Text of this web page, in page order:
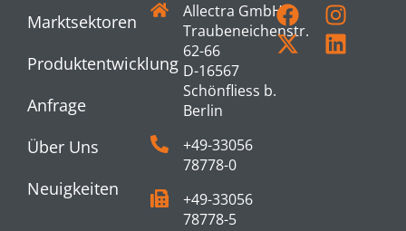
Marktsektoren
Produktentwicklung
Anfrage
Über Uns
Neuigkeiten
Allectra GmbH
Traubeneichenstr.
62-66
D-16567
Schönfliess b.
Berlin
+49-33056
78778-0
+49-33056
78778-5